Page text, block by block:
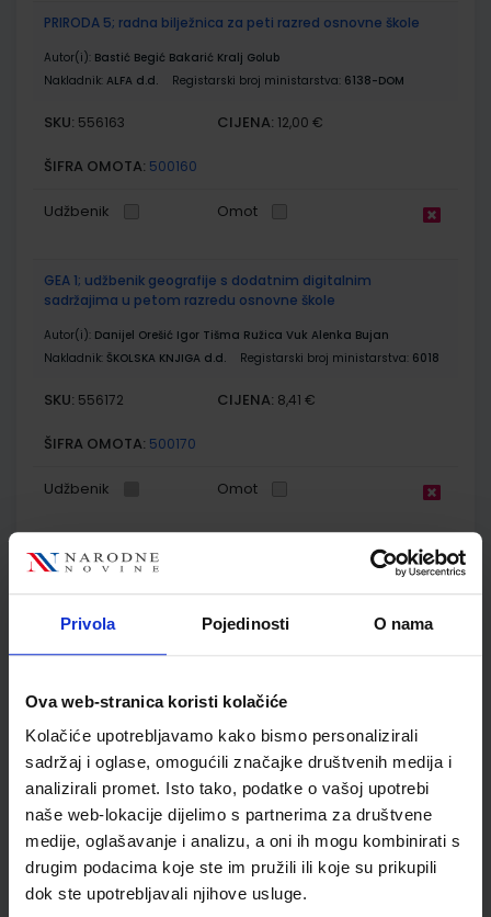
Privola Pojedinosti O nama
Ova web-stranica koristi kolačiće
Kolačiće upotrebljavamo kako bismo personalizirali
sadržaj i oglase, omogućili značajke društvenih medija i
analizirali promet. Isto tako, podatke o vašoj upotrebi
naše web-lokacije dijelimo s partnerima za društvene
medije, oglašavanje i analizu, a oni ih mogu kombinirati s
drugim podacima koje ste im pružili ili koje su prikupili
dok ste upotrebljavali njihove usluge.
PRIRODA 5; radna bilježnica za peti razred osnovne škole
Autor(i): Bastić Begić Bakarić Kralj Golub
Nakladnik: ALFA d.d. Registarski broj ministarstva: 6138-DOM
SKU: 556163 CIJENA: 12,00 €
ŠIFRA OMOTA: 500160
Udžbenik Omot
GEA 1; udžbenik geografije s dodatnim digitalnim
sadržajima u petom razredu osnovne škole
Autor(i): Danijel Orešić Igor Tišma Ružica Vuk Alenka Bujan
Nakladnik: ŠKOLSKA KNJIGA d.d. Registarski broj ministarstva: 6018
SKU: 556172 CIJENA: 8,41 €
ŠIFRA OMOTA: 500170
Udžbenik Omot
GEA 1; radna bilježnica za geografiju u petom razredu
osnovne škole
ŠKOLSKA KNJIGA d.d.
DOM
SKU:556173 CIJENA: 13,60 €
ŠIFRA OMOTA: 500170
Udžbenik Omot
GEA 1; nastavni listići za samovrednovanje i razumijevanje
geografskih vještina
Goran Dragičević